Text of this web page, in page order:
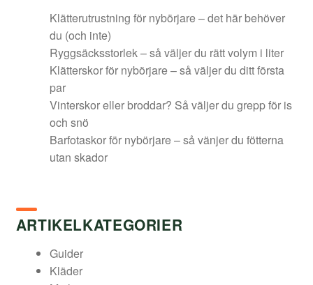
Klätterutrustning för nybörjare – det här behöver
du (och inte)
Ryggsäcksstorlek – så väljer du rätt volym i liter
Klätterskor för nybörjare – så väljer du ditt första
par
Vinterskor eller broddar? Så väljer du grepp för is
och snö
Barfotaskor för nybörjare – så vänjer du fötterna
utan skador
ARTIKELKATEGORIER
Guider
Kläder